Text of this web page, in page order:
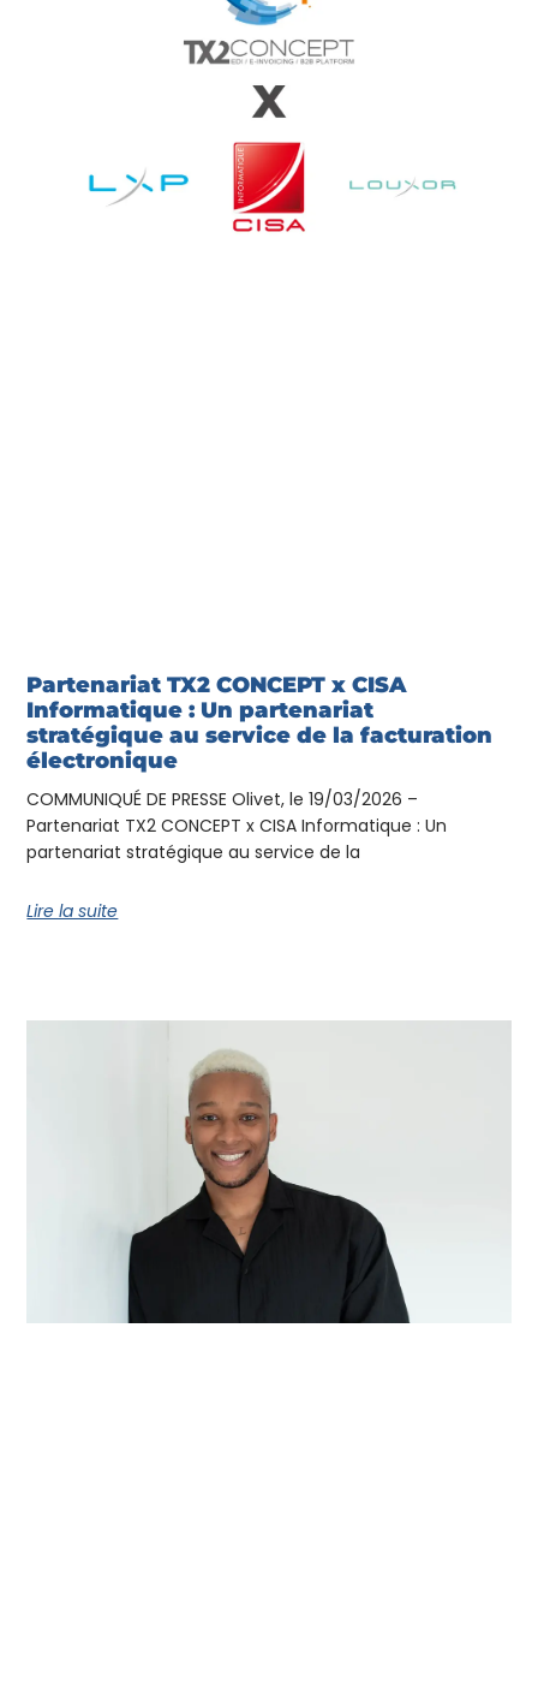
Partenariat TX2 CONCEPT x CISA
Informatique : Un partenariat
stratégique au service de la facturation
électronique
COMMUNIQUÉ DE PRESSE Olivet, le 19/03/2026 –
Partenariat TX2 CONCEPT x CISA Informatique : Un
partenariat stratégique au service de la
Lire la suite